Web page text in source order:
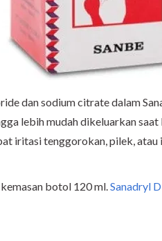
dan sodium citrate dalam
lebih mudah dikeluarkan
iritasi tenggorokan, pilek, atau
botol 120 ml.Sanadryl